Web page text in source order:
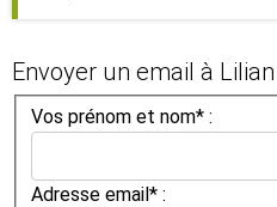
Envoyer un email à Lilian
Vos prénom et nom* :
Adresse email* :